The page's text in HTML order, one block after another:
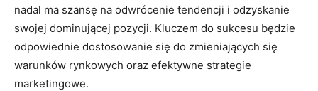
nadal ma szansę na⁣ odwrócenie tendencji i odzyskanie
swojej‌ dominującej ⁢pozycji. ⁤Kluczem‍ do sukcesu będzie​
odpowiednie dostosowanie się do zmieniających ⁢się
⁤warunków rynkowych oraz efektywne⁢ strategie
marketingowe.